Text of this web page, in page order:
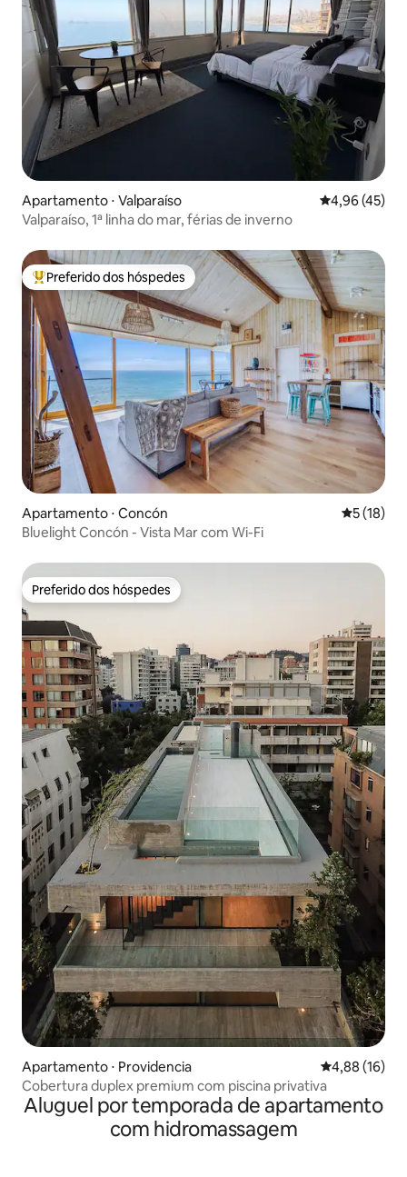
Apartamento ⋅ Valparaíso 4,96 de uma
4,96 (45)
Valparaíso, 1ª linha do mar, férias de inverno
Entre os melhores preferidos dos hóspedes
Preferido dos hóspedes
Apartamento ⋅ Concón 5 de uma
5 (18)
Bluelight Concón - Vista Mar com Wi-Fi
Preferido dos hóspedes
Preferido dos hóspedes
Apartamento ⋅ Providencia 4,88 de uma
4,88 (16)
Cobertura duplex premium com piscina privativa
Aluguel por temporada de apartamento
com hidromassagem